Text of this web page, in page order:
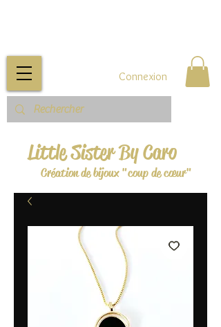
Little Sister By Caro
Création de bijoux "coup de cœur"
Connexion